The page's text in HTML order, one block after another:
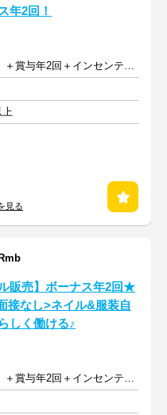
年2回！
月給23～25万円 ＋賞与年2回＋インセンティブ＋交通費
上
見る
ル販売】ボーナス年2回★
接なし>ネイル&服装自
しく働ける♪
月給23～25万円 ＋賞与年2回＋インセンティブ＋交通費